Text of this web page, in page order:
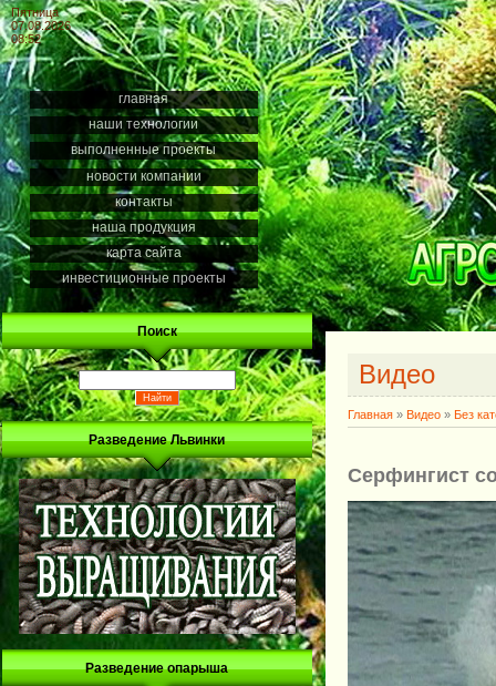
Пятница
07.08.2026
08:52
главная
наши технологии
выполненные проекты
новости компании
контакты
наша продукция
карта сайта
инвестиционные проекты
Поиск
Разведение Львинки
Разведение опарыша
Видео
Главная » Видео » Без
Серфингист